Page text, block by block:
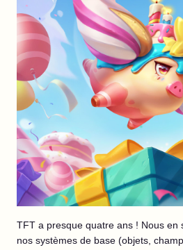
TFT a presque quatre ans ! Nous en
nos systèmes de base (objets,